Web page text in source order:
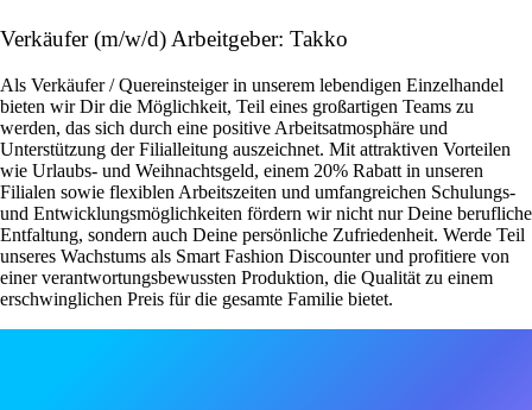
Verkäufer (m/w/d) Arbeitgeber: Takko
Als Verkäufer / Quereinsteiger in unserem lebendigen Einzelhandel
bieten wir Dir die Möglichkeit, Teil eines großartigen Teams zu
werden, das sich durch eine positive Arbeitsatmosphäre und
Unterstützung der Filialleitung auszeichnet. Mit attraktiven Vorteilen
wie Urlaubs- und Weihnachtsgeld, einem 20% Rabatt in unseren
Filialen sowie flexiblen Arbeitszeiten und umfangreichen Schulungs-
und Entwicklungsmöglichkeiten fördern wir nicht nur Deine berufliche
Entfaltung, sondern auch Deine persönliche Zufriedenheit. Werde Teil
unseres Wachstums als Smart Fashion Discounter und profitiere von
einer verantwortungsbewussten Produktion, die Qualität zu einem
erschwinglichen Preis für die gesamte Familie bietet.